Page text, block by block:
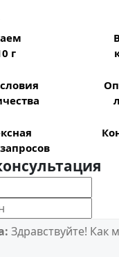
г
Здравствуйте!